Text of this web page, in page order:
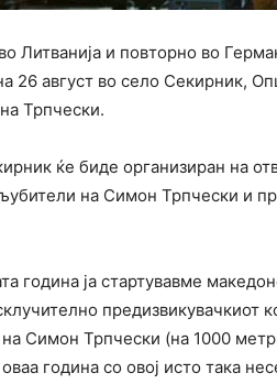
Литванија и повторно во
26 август во село Секирник,
Трпчески.
ќе биде организиран на
на Симон Трпчески и
година ја стартувавме
предизвикувачкиот
на Симон Трпчески (на 1000
година со овој исто така